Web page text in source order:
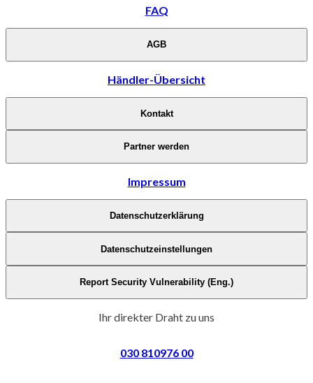
FAQ
AGB
Händler-Übersicht
Kontakt
Partner werden
Impressum
Datenschutzerklärung
Datenschutzeinstellungen
Report Security Vulnerability (Eng.)
Ihr direkter Draht zu uns
030 810976 00